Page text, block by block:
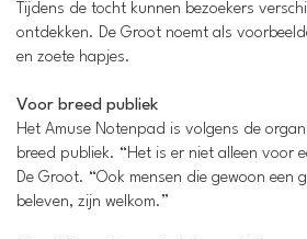
Tijdens de tocht kunnen bezoekers
ontdekken. De Groot noemt als
en zoete hapjes.
Voor breed publiek
Het Amuse Notenpad is volgens de
breed publiek. “Het is er niet alleen voor
De Groot. “Ook mensen die gewoon een
beleven, zijn welkom.”